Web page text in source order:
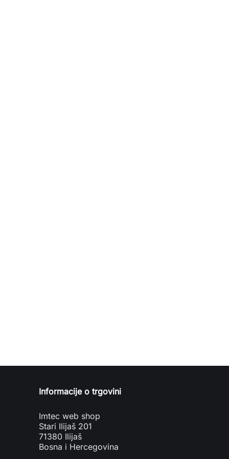
Informacije o trgovini
Imtec web shop
Stari Ilijaš 201
71380 Ilijaš
Bosna i Hercegovina